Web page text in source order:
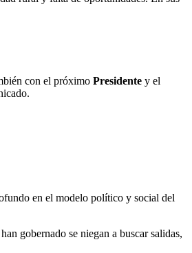
con el próximo Presidente y el
en el modelo político y social del
gobernado se niegan a buscar salidas,